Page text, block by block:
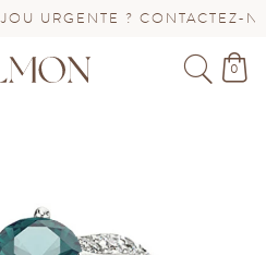
URGENTE ? CONTACTEZ-
0